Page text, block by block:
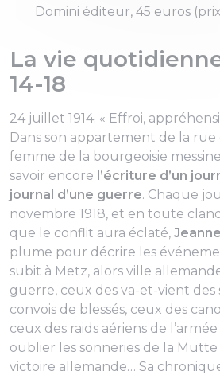
Domini éditeur, 45 euros
La vie
14-18
24 juillet 1914. « Effroi,
Dans son appartement de la rue
femme de la bourgeoisie
savoir encore l’écriture d’un
journal d’une guerre. Chaque
novembre 1918, et en toute
que le conflit aura éclaté,
plume pour décrire les
subit à Metz, alors ville
guerre, ceux des va-et-vient des
convois de blessés, ceux des
ceux des raids aériens de
oublier les sonneries de la
victoire allemande… Sa